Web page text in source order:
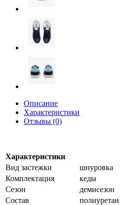
Описание
Характеристики
Отзывы (0)
Характеристики
Вид застежки
шнуровка
Комплектация
кеды
Сезон
демисезон
Состав
полиуретан